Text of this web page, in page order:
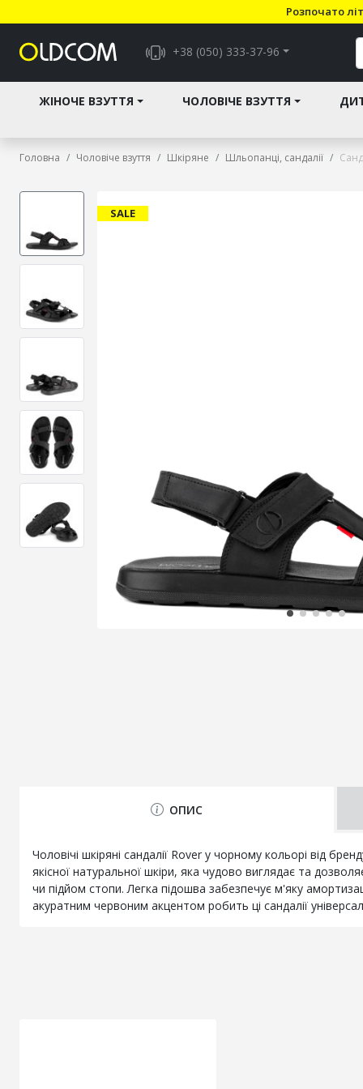
Розпочато
+38 (050) 333-37-96
ЖІНОЧЕ ВЗУТТЯ ЧОЛОВІЧЕ ВЗУТТЯ
Головна Чоловіче взуття Шкіряне Шльопанці, сандалії
SALE
ОПИС
Чоловічі шкіряні сандалії Rover у чорному кольорі від
якісної натуральної шкіри, яка чудово виглядає та
чи підйом стопи. Легка підошва забезпечує м'яку
акуратним червоним акцентом робить ці сандалії